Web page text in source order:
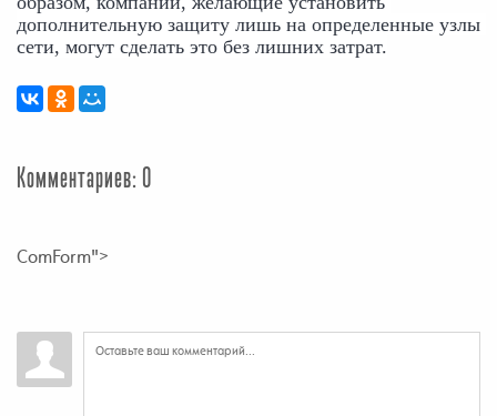
дополнительную защиту лишь на определенные узлы
сети, могут сделать это без лишних затрат.
Комментариев: 0
ComForm">